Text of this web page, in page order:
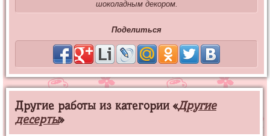
шоколадным декором.
Поделиться
Другие работы из категории «Другие
десерты»